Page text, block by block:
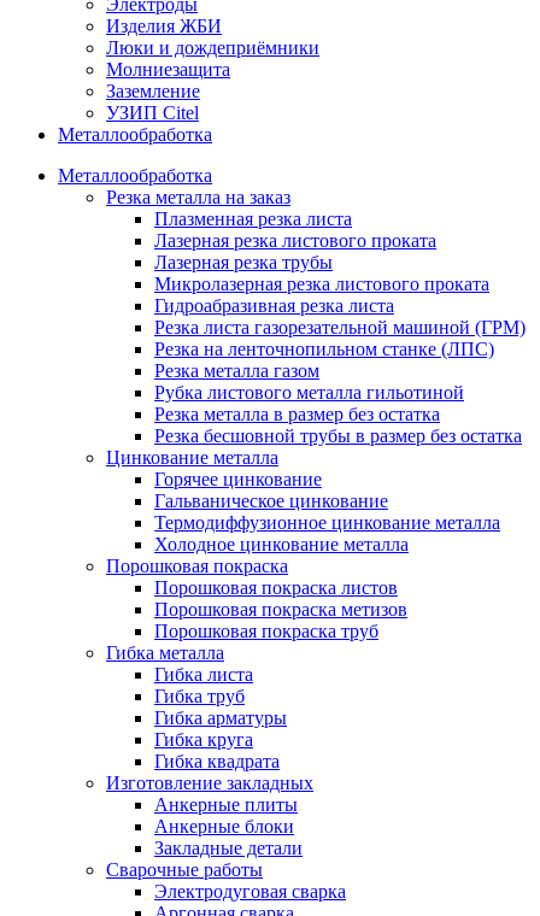
Электроды
Изделия ЖБИ
Люки и дождеприёмники
Молниезащита
Заземление
УЗИП Citel
Металлообработка
Металлообработка
Резка металла на заказ
Плазменная резка листа
Лазерная резка листового проката
Лазерная резка трубы
Микролазерная резка листового проката
Гидроабразивная резка листа
Резка листа газорезательной машиной (ГРМ)
Резка на ленточнопильном станке (ЛПС)
Резка металла газом
Рубка листового металла гильотиной
Резка металла в размер без остатка
Резка бесшовной трубы в размер без остатка
Цинкование металла
Горячее цинкование
Гальваническое цинкование
Термодиффузионное цинкование металла
Холодное цинкование металла
Порошковая покраска
Порошковая покраска листов
Порошковая покраска метизов
Порошковая покраска труб
Гибка металла
Гибка листа
Гибка труб
Гибка арматуры
Гибка круга
Гибка квадрата
Изготовление закладных
Анкерные плиты
Анкерные блоки
Закладные детали
Сварочные работы
Электродуговая сварка